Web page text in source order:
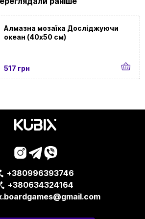
Алмазна мозаїка Досліджуючи
океан (40х50 см)
517 грн
+380996393746
+380634324164